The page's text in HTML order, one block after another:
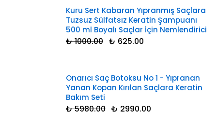
Kuru Sert Kabaran Yıpranmış Saçlara
Tuzsuz Sülfatsız Keratin Şampuanı
500 ml Boyalı Saçlar İçin Nemlendirici
₺ 1000.00 ₺ 625.00
Onarıcı Saç Botoksu No 1 - Yıpranan
Yanan Kopan Kırılan Saçlara Keratin
Bakım Seti
₺ 5980.00 ₺ 2990.00